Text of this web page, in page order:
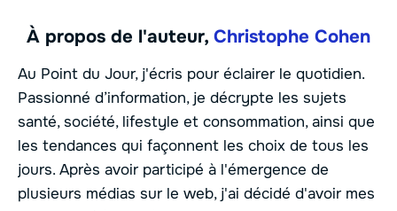
À propos de l'auteur, Christophe Cohen
Au Point du Jour, j'écris pour éclairer le quotidien.
Passionné d’information, je décrypte les sujets
santé, société, lifestyle et consommation, ainsi que
les tendances qui façonnent les choix de tous les
jours. Après avoir participé à l'émergence de
plusieurs médias sur le web, j'ai décidé d'avoir mes